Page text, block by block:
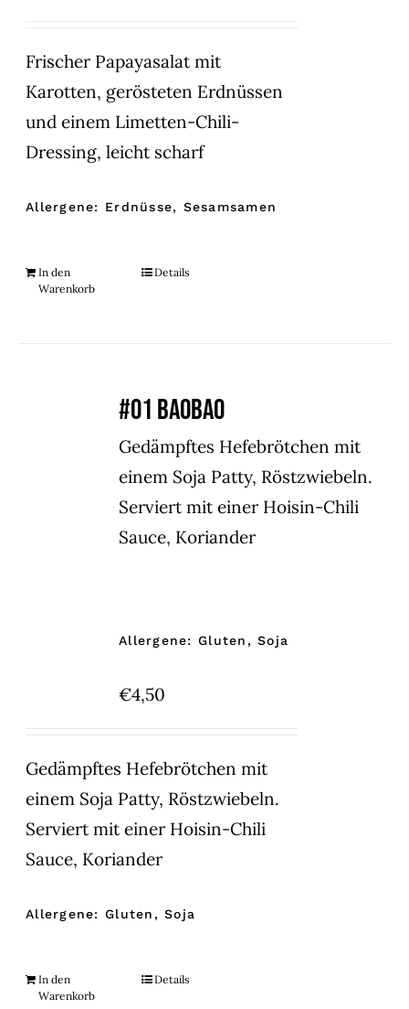
Frischer Papayasalat mit
Karotten, gerösteten Erdnüssen
und einem Limetten-Chili-
Dressing, leicht scharf
Allergene: Erdnüsse, Sesamsamen
In den
Warenkorb
Details
#01 BAOBAO
Gedämpftes Hefebrötchen mit
einem Soja Patty, Röstzwiebeln.
Serviert mit einer Hoisin-Chili
Sauce, Koriander
Allergene: Gluten, Soja
€4,50
Gedämpftes Hefebrötchen mit
einem Soja Patty, Röstzwiebeln.
Serviert mit einer Hoisin-Chili
Sauce, Koriander
Allergene: Gluten, Soja
In den
Warenkorb
Details